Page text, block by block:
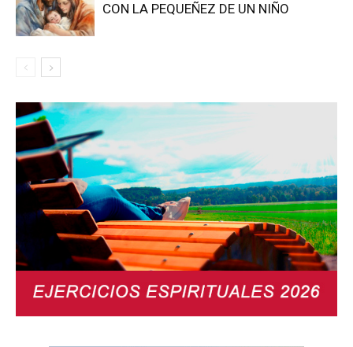
CON LA PEQUEÑEZ DE UN NIÑO